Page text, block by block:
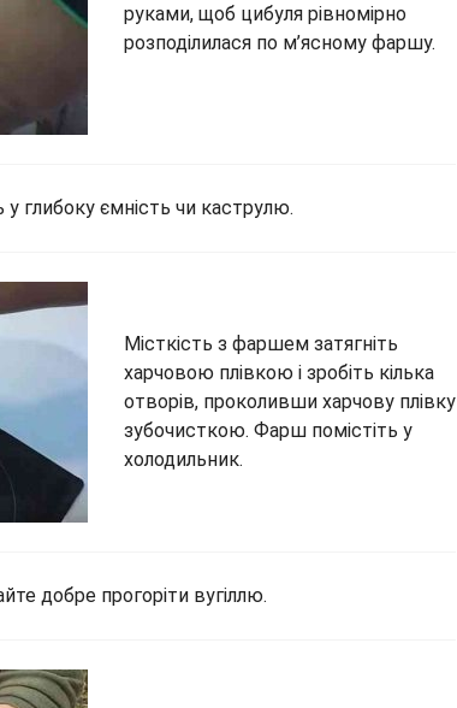
руками, щоб цибуля рівномірно
розподілилася по м’ясному фаршу.
глибоку ємність чи каструлю.
Місткість з фаршем затягніть
харчовою плівкою і зробіть кілька
отворів, проколивши харчову плівку
зубочисткою. Фарш помістіть у
холодильник.
добре прогоріти вугіллю.